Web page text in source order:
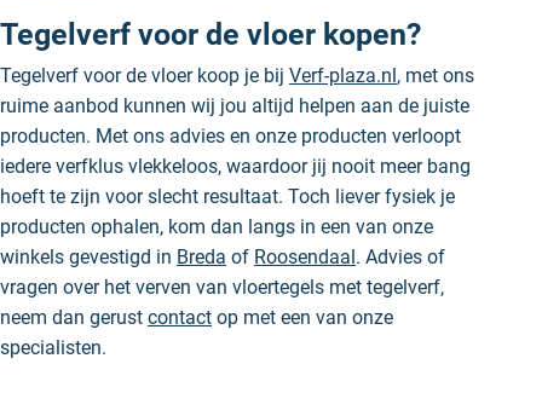
Tegelverf voor de vloer kopen?
Tegelverf voor de vloer koop je bij Verf-plaza.nl, met ons
ruime aanbod kunnen wij jou altijd helpen aan de juiste
producten. Met ons advies en onze producten verloopt
iedere verfklus vlekkeloos, waardoor jij nooit meer bang
hoeft te zijn voor slecht resultaat. Toch liever fysiek je
producten ophalen, kom dan langs in een van onze
winkels gevestigd in Breda of Roosendaal. Advies of
vragen over het verven van vloertegels met tegelverf,
neem dan gerust contact op met een van onze
specialisten.